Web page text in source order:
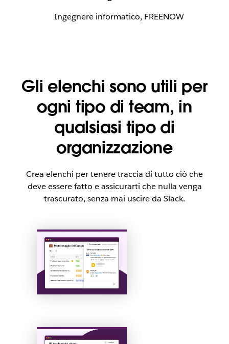
Ingegnere informatico, FREENOW
Gli elenchi sono utili per
ogni tipo di team, in
qualsiasi tipo di
organizzazione
Crea elenchi per tenere traccia di tutto ciò che
deve essere fatto e assicurarti che nulla venga
trascurato, senza mai uscire da Slack.